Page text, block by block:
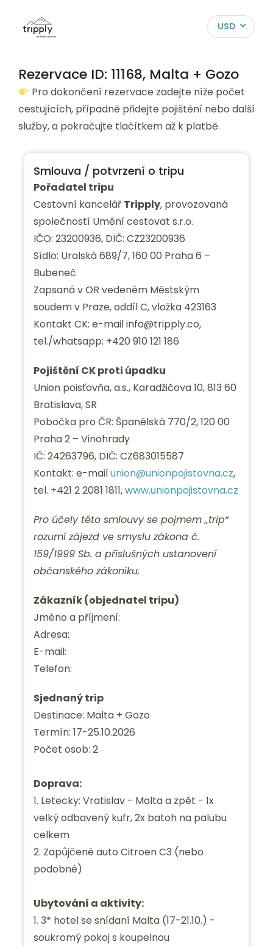
USD
Rezervace ID: 11168, Malta + Gozo
Pro dokončení rezervace zadejte níže počet
cestujících, případně přidejte pojištění nebo další
služby, a pokračujte tlačítkem až k platbě.
Smlouva / potvrzení o tripu
Pořadatel tripu
Cestovní kancelář Tripply, provozovaná
společností Umění cestovat s.r.o.
IČO: 23200936, DIČ: CZ23200936
Sídlo: Uralská 689/7, 160 00 Praha 6 –
Bubeneč
Zapsaná v OR vedeném Městským
soudem v Praze, oddíl C, vložka 423163
Kontakt CK: e-mail info@tripply.co,
tel./whatsapp: +420 910 121 186
Pojištění CK proti úpadku
Union poisťovňa, a.s., Karadžičova 10, 813 60
Bratislava, SR
Pobočka pro ČR: Španělská 770/2, 120 00
Praha 2 – Vinohrady
IČ: 24263796, DIČ: CZ683015587
Kontakt: e-mailunion@unionpojistovna.cz,
tel. +421 2 2081 1811,www.unionpojistovna.cz
Pro účely této smlouvy se pojmem „trip“
rozumí zájezd ve smyslu zákona č.
159/1999 Sb. a příslušných ustanovení
občanského zákoníku.
Zákazník (objednatel tripu)
Jméno a příjmení:
Adresa:
E-mail:
Telefon:
Sjednaný trip
Destinace: Malta + Gozo
Termín: 17-25.10.2026
Počet osob: 2
Doprava:
1. Letecky: Vratislav - Malta a zpět - 1x
velký odbavený kufr, 2x batoh na palubu
celkem
2. Zapůjčené auto Citroen C3 (nebo
podobné)
Ubytování a aktivity:
1. 3* hotel se snídaní Malta (17-21.10.) -
soukromý pokoj s koupelnou